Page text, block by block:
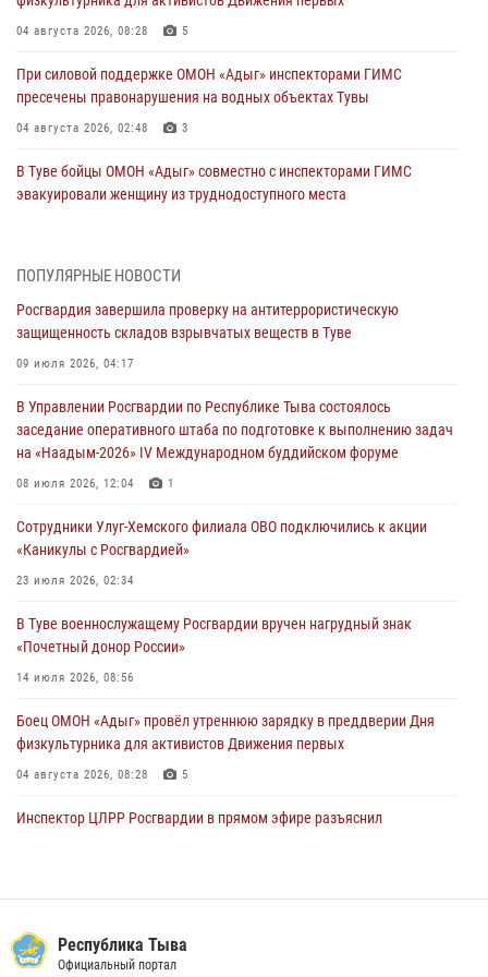
04 августа 2026, 08:28 5
При силовой поддержке ОМОН «Адыг» инспекторами ГИМС
пресечены правонарушения на водных объектах Тувы
04 августа 2026, 02:48 3
В Туве бойцы ОМОН «Адыг» совместно с инспекторами ГИМС
эвакуировали женщину из труднодоступного места
Росгвардия проверила организацию отдыха детей в детских
31 июля 2026, 03:49
Сотрудники вневедомственной охраны приняли участие в акции
29 июля 2026, 09:41
26 сигналов «Тревога» с автотранспортов отработали экипажи
задержаний Росгвардии в Туве с начала года
В Туве офицер Росгвардии подвела итоги юбилейного личного
забега
ПОПУЛЯРНЫЕ НОВОСТИ
Росгвардия завершила проверку на антитеррористическую
защищенность складов взрывчатых веществ в Туве
09 июля 2026, 04:17
В Управлении Росгвардии по Республике Тыва состоялось
заседание оперативного штаба по подготовке к выполнению задач
на «Наадым-2026» IV Международном буддийском форуме
08 июля 2026, 12:04 1
Сотрудники Улуг-Хемского филиала ОВО подключились к акции
«Каникулы с Росгвардией»
23 июля 2026, 02:34
В Туве военнослужащему Росгвардии вручен нагрудный знак
«Почетный донор России»
14 июля 2026, 08:56
Боец ОМОН «Адыг» провёл утреннюю зарядку в преддверии Дня
физкультурника для активистов Движения первых
04 августа 2026, 08:28 5
Инспектор ЦЛРР Росгвардии в прямом эфире разъяснил
Спортсмены Росгвардии стали победителями и призерами
Чемпионата по лёгкой атлетике Наадым-2026
Республика Тыва
Официальный портал